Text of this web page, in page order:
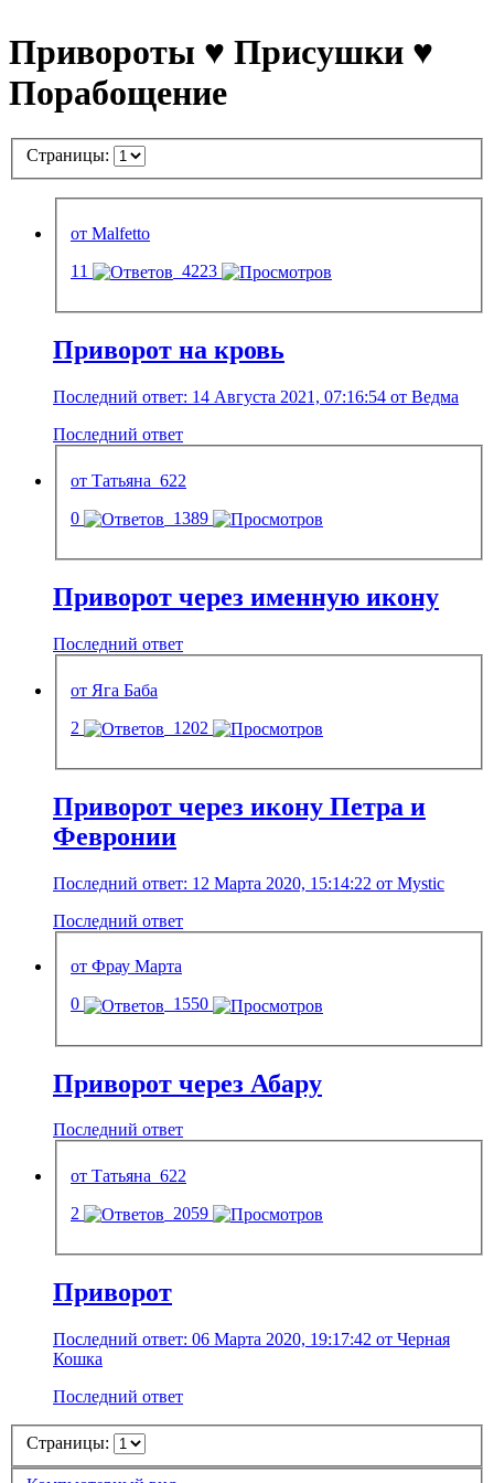
Привороты ♥ Присушки ♥
Порабощение
Страницы:
от Malfetto
11
4223
Приворот на кровь
Последний ответ: 14 Августа 2021, 07:16:54 от Ведма
Последний ответ
от Татьяна_622
0
1389
Приворот через именную икону
Последний ответ
от Яга Баба
2
1202
Приворот через икону Петра и
Февронии
Последний ответ: 12 Марта 2020, 15:14:22 от Mystic
Последний ответ
от Фрау Марта
0
1550
Приворот через Абару
Последний ответ
от Татьяна_622
2
2059
Приворот
Последний ответ: 06 Марта 2020, 19:17:42 от Черная
Кошка
Последний ответ
Страницы: